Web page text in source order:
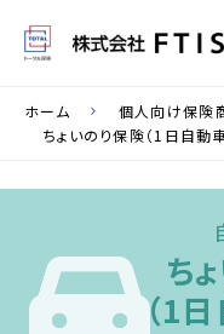
ホーム 個人向け保険
ちょいのり保険（1日自動
ち
（1